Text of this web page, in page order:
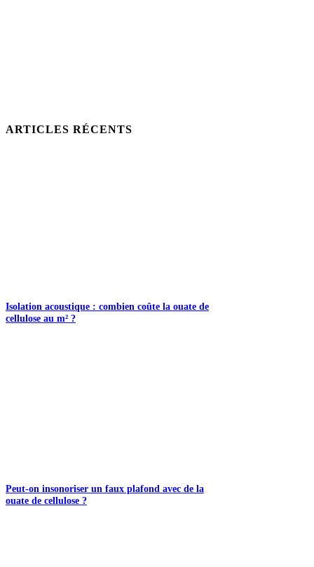
ARTICLES RÉCENTS
Isolation acoustique : combien coûte la ouate de
cellulose au m² ?
Peut-on insonoriser un faux plafond avec de la
ouate de cellulose ?